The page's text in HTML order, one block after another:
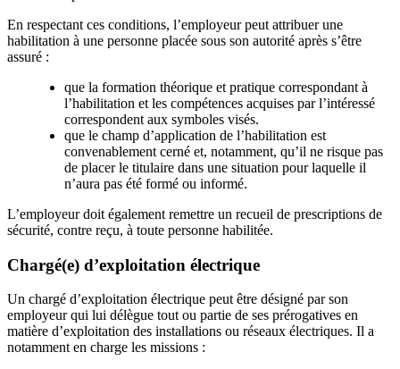
En respectant ces conditions, l’employeur peut attribuer une
habilitation à une personne placée sous son autorité après s’être
assuré :
que la formation théorique et pratique correspondant à
l’habilitation et les compétences acquises par l’intéressé
correspondent aux symboles visés.
que le champ d’application de l’habilitation est
convenablement cerné et, notamment, qu’il ne risque pas
de placer le titulaire dans une situation pour laquelle il
n’aura pas été formé ou informé.
L’employeur doit également remettre un recueil de prescriptions de
sécurité, contre reçu, à toute personne habilitée.
Chargé(e) d’exploitation électrique
Un chargé d’exploitation électrique peut être désigné par son
employeur qui lui délègue tout ou partie de ses prérogatives en
matière d’exploitation des installations ou réseaux électriques. Il a
notamment en charge les missions :